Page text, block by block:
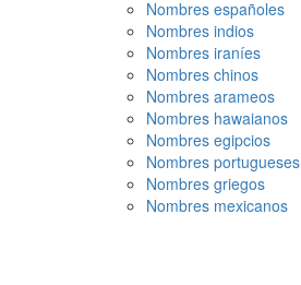
Nombres españoles
Nombres indios
Nombres iraníes
Nombres chinos
Nombres arameos
Nombres hawaianos
Nombres egipcios
Nombres portugueses
Nombres griegos
Nombres mexicanos